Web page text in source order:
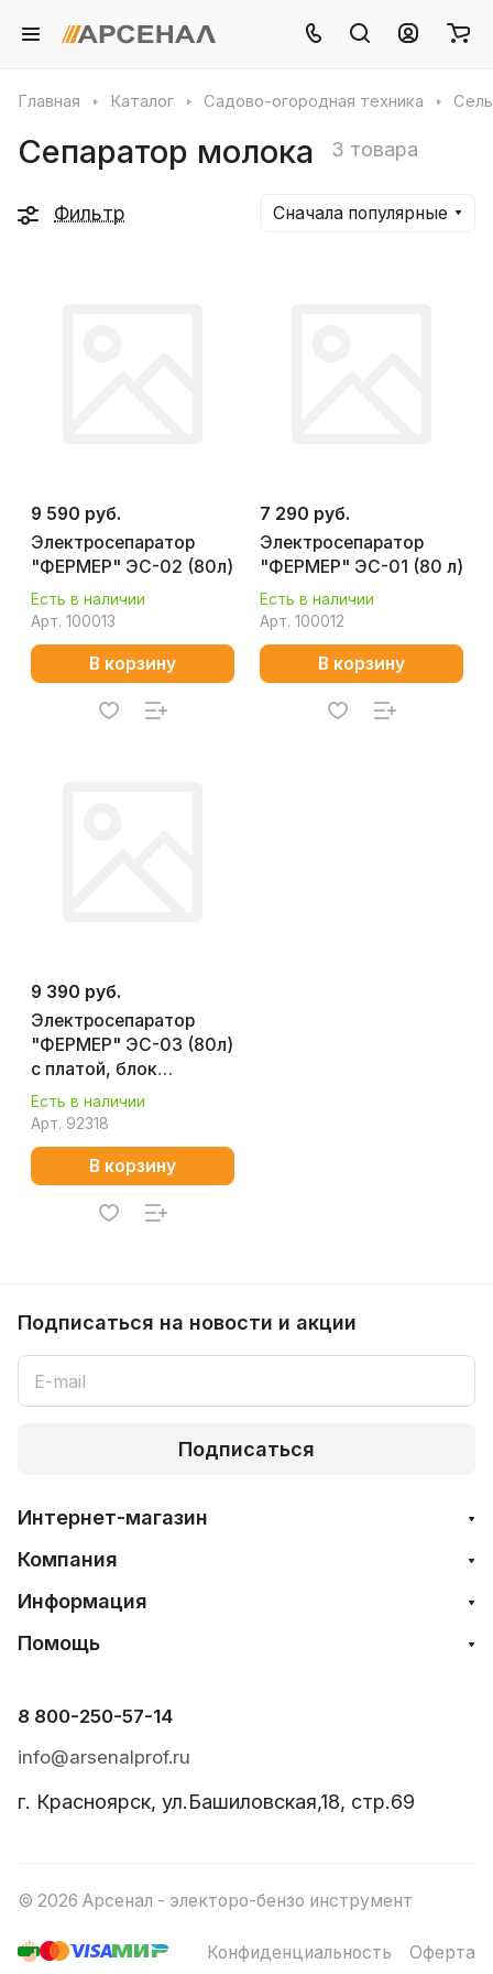
Главная Каталог Садово-огородная техника
Сепаратор молока 3 товара
Фильтр Сначала популярные
9 590 руб.
Электросепаратор
"ФЕРМЕР" ЭС-02 (80л)
Есть в наличии
Арт. 100013
В корзину
7 290 руб.
Электросепаратор
"ФЕРМЕР" ЭС-01 (80 л)
Есть в наличии
Арт. 100012
В корзину
9 390 руб.
Электросепаратор
"ФЕРМЕР" ЭС-03 (80л)
с платой, блок
управления ЭС-03-01 с
двойной защитой
Есть в наличии
Арт. 92318
В корзину
Подписаться на новости и акции
Подписаться
Интернет-магазин
Компания
Информация
Помощь
8 800-250-57-14
info@arsenalprof.ru
г. Красноярск, ул.Башиловская,18, стр.69
© 2026 Арсенал - электоро-бензо инструмент
Конфиденциальность Оферта